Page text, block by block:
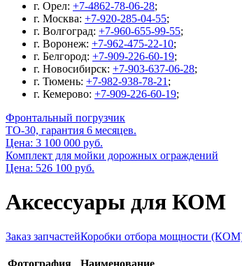
г. Орел: +7-4862-78-06-28;
г. Москва: +7-920-285-04-55;
г. Волгоград: +7-960-655-99-55;
г. Воронеж: +7-962-475-22-10;
г. Белгород: +7-909-226-60-19;
г. Новосибирск: +7-903-637-06-28;
г. Тюмень: +7-982-938-78-21 ;
г. Кемерово: +7-909-226-60-19;
Фронтальный погрузчик
ТО-30, гарантия 6 месяцев.
Цена: 3 100 000 руб.
Комплект для мойки дорожных ограждений
Цена: 526 100 руб.
Аксессуары для КОМ
Заказ запчастейКоробки отбора мощности
Фотография Наименование